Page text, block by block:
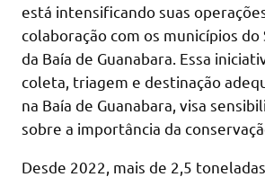
está intensificando suas
colaboração com os municípios
da Baía de Guanabara. Essa
coleta, triagem e destinação
na Baía de Guanabara, visa
sobre a importância da
Desde 2022, mais de 2,5